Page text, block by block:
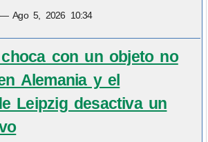
Ago 5, 2026 10:34
con un objeto no
Alemania y el
Leipzig desactiva un